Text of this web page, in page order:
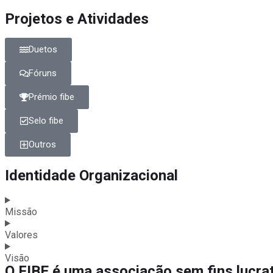
Projetos e Atividades
Duetos
Fóruns
Prémio fibe
Selo fibe
Outros
Identidade Organizacional
Missão
Valores
Visão